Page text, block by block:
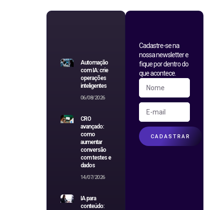
Cadastre-se na
nossa newsletter e
fique por dentro do
que acontece.
CADASTRAR
Automação
com IA: crie
operações
inteligentes
06/08/2026
CRO
avançado:
como
aumentar
conversão
com testes e
dados
14/07/2026
IA para
conteúdo: